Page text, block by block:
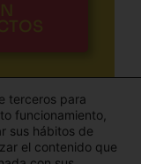
terceros para
funcionamiento,
sus hábitos de
el contenido que